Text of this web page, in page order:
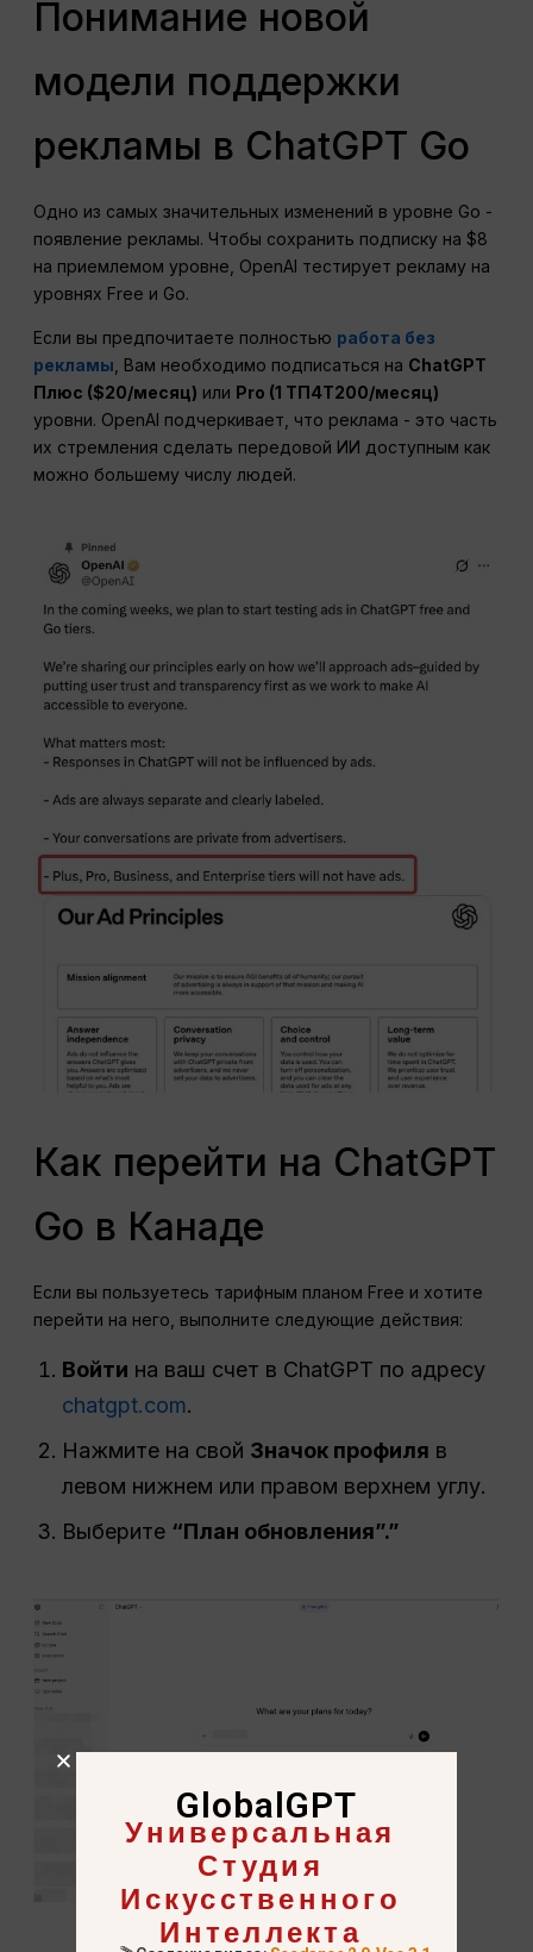
Понимание новой
модели поддержки
рекламы в ChatGPT Go
Одно из самых значительных изменений в уровне Go -
появление рекламы. Чтобы сохранить подписку на $8
на приемлемом уровне, OpenAI тестирует рекламу на
уровнях Free и Go.
Если вы предпочитаете полностью работа без
рекламы , Вам необходимо подписаться на ChatGPT
Плюс ($20/месяц) или Pro (1 ТП4Т200/месяц)
уровни. OpenAI подчеркивает, что реклама - это часть
их стремления сделать передовой ИИ доступным как
можно большему числу людей.
Как перейти на ChatGPT
Go в Канаде
Если вы пользуетесь тарифным планом Free и хотите
перейти на него, выполните следующие действия:
Войти на ваш счет в ChatGPT по адресу
chatgpt.com.
Нажмите на свой Значок профиля в
левом нижнем или правом верхнем углу.
Выберите “План обновления”.”
GlobalGPT
Универсальная
Студия
Искусственного
Интеллекта